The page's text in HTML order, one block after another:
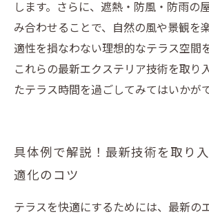
します。さらに、遮熱・防風・防雨の
み合わせることで、自然の風や景観を
適性を損なわない理想的なテラス空間
これらの最新エクステリア技術を取り
たテラス時間を過ごしてみてはいかが
具体例で解説！最新技術を取り
適化のコツ
テラスを快適にするためには、最新の